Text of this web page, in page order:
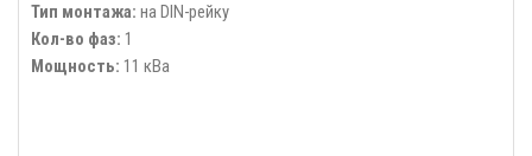
Тип монтажа: на DIN-рейку
Кол-во фаз: 1
Мощность: 11 кВа